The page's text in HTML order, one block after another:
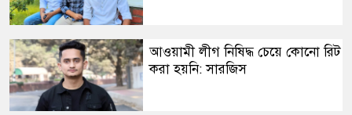
​আওয়ামী লীগ নিষিদ্ধ চেয়ে কোনো রিট
করা হয়নি: সারজিস